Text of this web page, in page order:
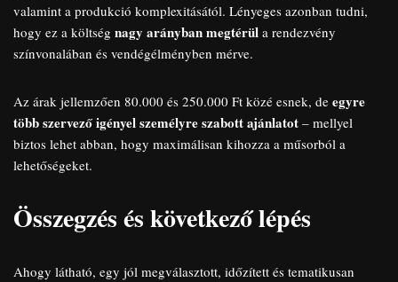
valamint a produkció komplexitásától. Lényeges azonban tudni,
hogy ez a költség nagy arányban megtérül a rendezvény
színvonalában és vendégélményben mérve.
Az árak jellemzően 80.000 és 250.000 Ft közé esnek, de egyre
több szervező igényel személyre szabott ajánlatot – mellyel
biztos lehet abban, hogy maximálisan kihozza a műsorból a
lehetőségeket.
Összegzés és következő lépés
Ahogy látható, egy jól megválasztott, időzített és tematikusan